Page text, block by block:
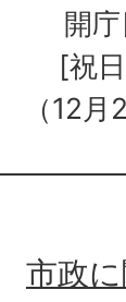
開
[祝
（12
市政